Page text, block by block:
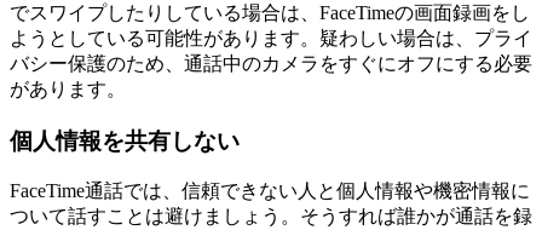
でスワイプしたりしている場合は、FaceTimeの画面録画をし
ようとしている可能性があります。疑わしい場合は、プライ
バシー保護のため、通話中のカメラをすぐにオフにする必要
があります。
個人情報を共有しない
FaceTime通話では、信頼できない人と個人情報や機密情報に
ついて話すことは避けましょう。そうすれば誰かが通話を録